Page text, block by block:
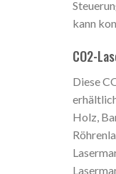
kann
CO2-
Diese
Holz,